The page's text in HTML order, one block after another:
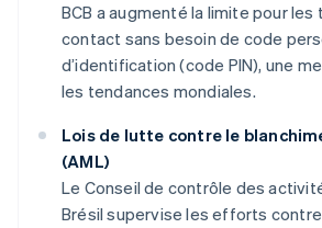
BCB a augmenté la limite pour
contact sans besoin de code
d’identification (code PIN), une
les tendances mondiales.
Lois de lutte contre le
(AML)
Le Conseil de contrôle des
Brésil supervise les efforts